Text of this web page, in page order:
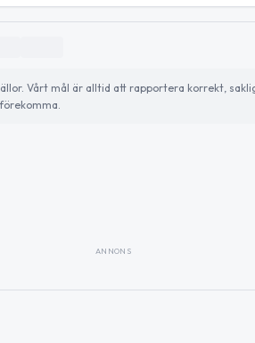
Vårt mål är alltid att rapportera korrekt,
ANNONS